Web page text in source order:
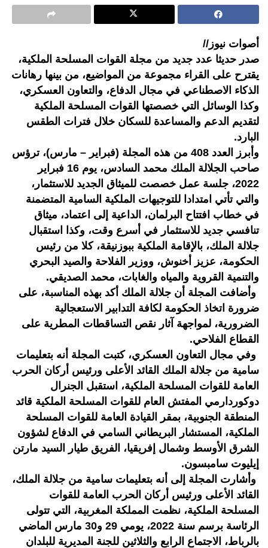
أصوات نيوز//
صدر حديثا عدد جديد من مجلة القوات المسلحة الملكية،
يقترح على القراء مجموعة من المواضيع، من بينها رهانات
الذكاء الاصطناعي في مجال الدفاع، والتعاون العسكري،
وكذا الوسائل التي خصصتها القوات المسلحة الملكية
لتقديم الدعم والمساعدة للسكان خلال فترات الطقس
البارد.
وأبرز العدد 408 من هذه المجلة (فبراير – مارس)، ترؤس
صاحب الجلالة الملك محمد السادس، يوم 16 فبراير
2022، جلسة عمل خصصت للميثاق الجديد للاستثمار،
والتي تأتي امتدادا للتوجيهات الملكية السامية المتضمنة
في خطاب افتتاح البرلمان، الداعية إلى اعتماد، ميثاق
تنافسي جديد للاستثمار في أسرع وقت، وكذا استقبال
جلالة الملك، بالإقامة الملكية ببوزنيقة، كلا من رئيس
الحكومة، عزيز أخنوش، ووزير الفلاحة والصيد البحري
والتنمية القروية والمياه والغابات، محمد الصديقي.
وأضافت المجلة أن جلالة الملك أكد بهذه المناسبة، على
ضرورة اتخاذ الحكومة لكافة التدابير الاستعجالية
الضرورية، لمواجهة آثار نقص التساقطات المطرية على
القطاع الفلاحي.
وفي مجال التعاون العسكري، كتبت المجلة أنه بتعليمات
سامية من جلالة الملك القائد الأعلى ورئيس أركان الحرب
العامة للقوات المسلحة الملكية، استقبل الجنرال
دوكوردارمي المفتش العام للقوات المسلحة الملكية قائد
المنطقة الجنوبية، بمقر القيادة العامة للقوات المسلحة
الملكية، المستشار البريطاني السامي في الدفاع لشؤون
الشرق الأوسط وشمال إفريقيا، الفريق طيار السيد مارتن
إيليوت سامبسون.
وأشارت المجلة إلى أنه بتعليمات سامية من جلالة الملك،
القائد الأعلى ورئيس أركان الحرب العامة للقوات
المسلحة الملكية، نظمت المملكة المغربية، التي تتولى
الرئاسة برسم سنة 2022، يومي 29 و30 مارس الماضي
بالرباط، الاجتماع الرابع والثلاثين للجنة المديرية للبلدان